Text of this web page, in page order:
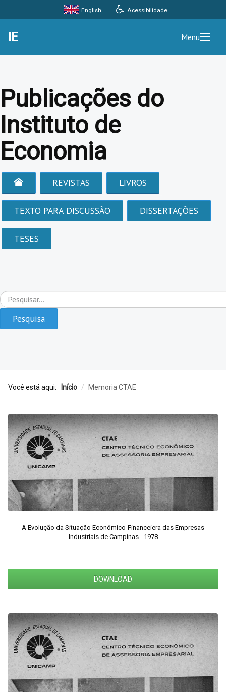
Acessibilidade
English
IE Menu
Publicações do
Instituto de
Economia
REVISTAS LIVROS
TEXTO PARA DISCUSSÃO DISSERTAÇÕES
TESES
Pesquisar...
Pesquisa
Você está aqui: Início / Memoria CTAE
A Evolução da Situação Econômico-Financeiera das Empresas
Industriais de Campinas - 1978
DOWNLOAD